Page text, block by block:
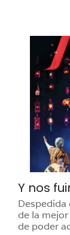
Y nos
Despedida
de la
de poder